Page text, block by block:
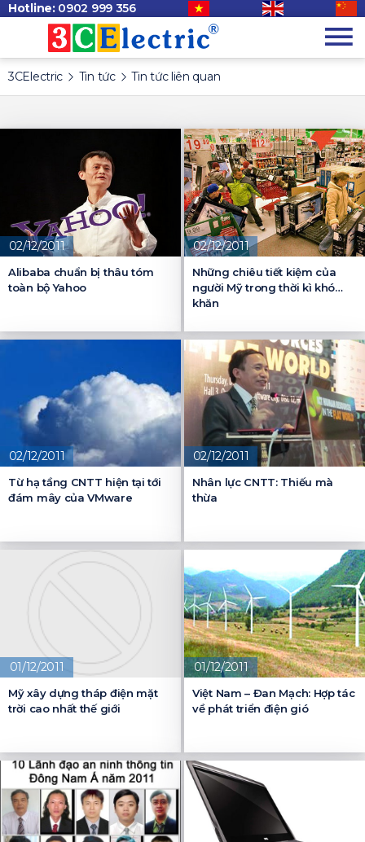
Hotline: 0902 999 356
3CElectric Tin tức Tin tức liên quan
02/12/2011
Alibaba chuẩn bị thâu tóm
toàn bộ Yahoo
02/12/2011
Những chiêu tiết kiệm của
người Mỹ trong thời kì khó
khăn
02/12/2011
Từ hạ tầng CNTT hiện tại tới
đám mây của VMware
02/12/2011
Nhân lực CNTT: Thiếu mà
thừa
01/12/2011
Mỹ xây dựng tháp điện mặt
trời cao nhất thế giới
01/12/2011
Việt Nam – Đan Mạch: Hợp tác
về phát triển điện gió